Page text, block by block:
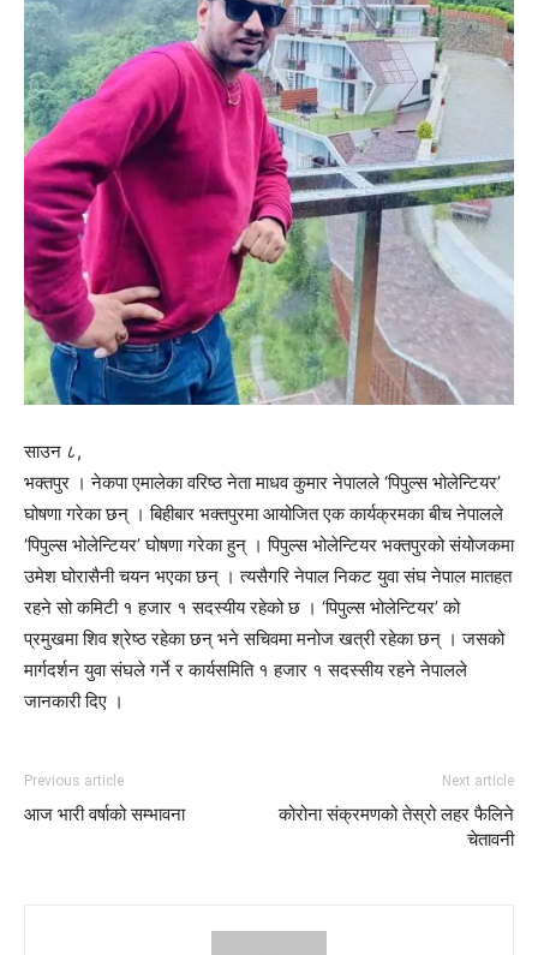
साउन ८,
भक्तपुर । नेकपा एमालेका वरिष्ठ नेता माधव कुमार नेपालले ‘पिपुल्स भोलेन्टियर’
घोषणा गरेका छन् । बिहीबार भक्तपुरमा आयोजित एक कार्यक्रमका बीच नेपालले
‘पिपुल्स भोलेन्टियर’ घोषणा गरेका हुन् । पिपुल्स भोलेन्टियर भक्तपुरको संयोजकमा
उमेश घोरासैनी चयन भएका छन् । त्यसैगरि नेपाल निकट युवा संघ नेपाल मातहत
रहने सो कमिटी १ हजार १ सदस्यीय रहेको छ । ‘पिपुल्स भोलेन्टियर’ को
प्रमुखमा शिव श्रेष्ठ रहेका छन् भने सचिवमा मनोज खत्री रहेका छन् । जसको
मार्गदर्शन युवा संघले गर्ने र कार्यसमिति १ हजार १ सदस्सीय रहने नेपालले
जानकारी दिए ।
Previous article
आज भारी वर्षाको सम्भावना
Next article
कोरोना संक्रमणको तेस्रो लहर फैलिने
चेतावनी